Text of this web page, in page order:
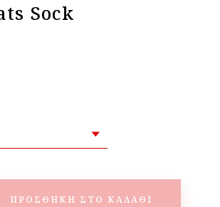
Sock
ΠΡΟΣΘΉΚΗ ΣΤΟ ΚΑΛΆΘΙ